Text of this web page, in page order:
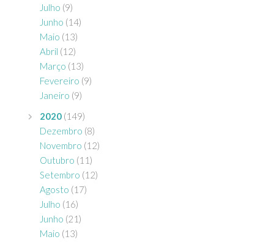
Julho (9)
Junho (14)
Maio (13)
Abril (12)
Março (13)
Fevereiro (9)
Janeiro (9)
2020 (149)
Dezembro (8)
Novembro (12)
Outubro (11)
Setembro (12)
Agosto (17)
Julho (16)
Junho (21)
Maio (13)